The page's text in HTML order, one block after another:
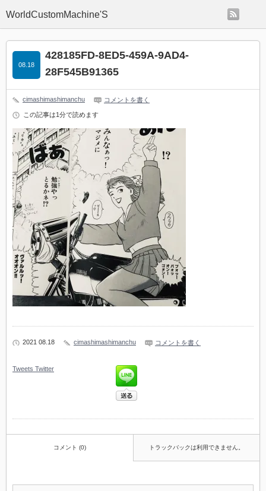
WorldCustomMachine'S
428185FD-8ED5-459A-9AD4-
28F545B91365
08.18
cimashimashimanchu コメントを書く
この記事は1分で読めます
2021 08.18 cimashimashimanchu コメントを書く
Tweets Twitter
コメント (0) トラックバックは利用できません。